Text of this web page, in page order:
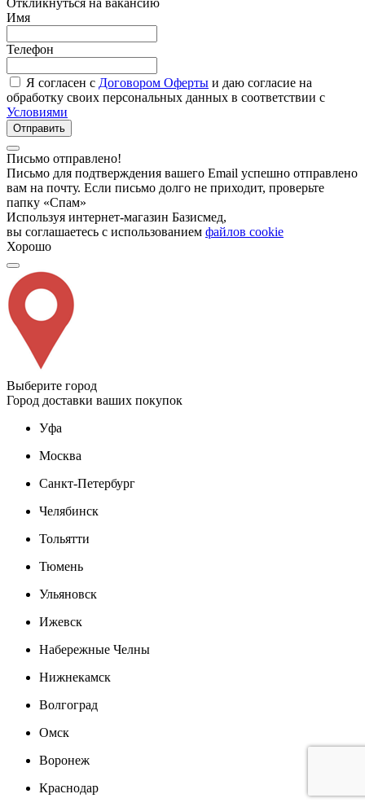
Имя
Телефон
Я согласен с Договором Оферты и даю согласие на
обработку своих персональных данных в соответствии с
Условиями
Отправить
Письмо отправлено!
Письмо для подтверждения вашего Email успешно отправлено
вам на почту. Если письмо долго не приходит, проверьте
папку «Спам»
Используя интернет-магазин Базисмед,
вы соглашаетесь с использованием файлов cookie
Хорошо
Выберите город
Город доставки ваших покупок
Уфа
Москва
Санкт-Петербург
Челябинск
Тольятти
Тюмень
Ульяновск
Ижевск
Набережные Челны
Нижнекамск
Волгоград
Омск
Воронеж
Краснодар